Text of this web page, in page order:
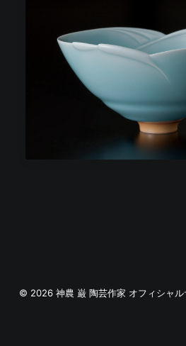
© 2026 神農 巌 陶芸作家 オフィシャ